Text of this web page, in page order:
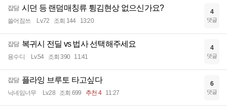
잡담 시던 등 랜덤매칭류 튕김현상 없으신가요?
쓸어짐쓰 Lv.72 조회 144 13:20
4
댓글
잡담 복귀시 전딜 vs 법사 선택해주세요
용수디 Lv.54 조회 390 11:41
4
댓글
잡담 플라잉 브루토 타고싶다
닉네임너무 Lv.28 조회 699 추천 4 11:27
6
댓글